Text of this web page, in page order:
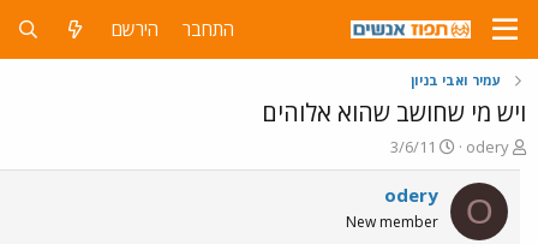
התחבר הירשם
עמיר ואבי בניון
ויש מי שחושב שהוא אלוהים
פ
ו
ת
ח
ה
odery
פ
ו
ר
ס
ם
3/6/11
O
odery
New member